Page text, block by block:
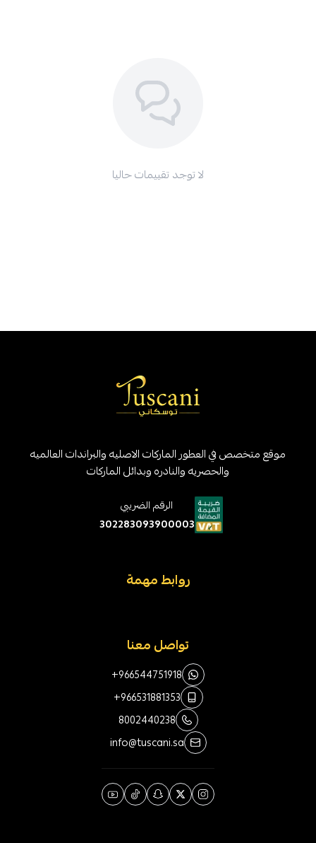
لا توجد تقييمات حاليا
موقع متخصص في العطور الماركات الاصليه والبراندات العالميه
والحصريه والنادره وبدائل الماركات
الرقم الضريبي
302283093900003
روابط مهمة
تواصل معنا
+966544751918
+966531881353
8002440238
info@tuscani.sa